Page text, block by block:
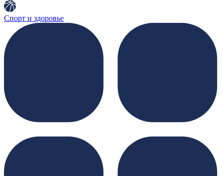
Спорт и здоровье